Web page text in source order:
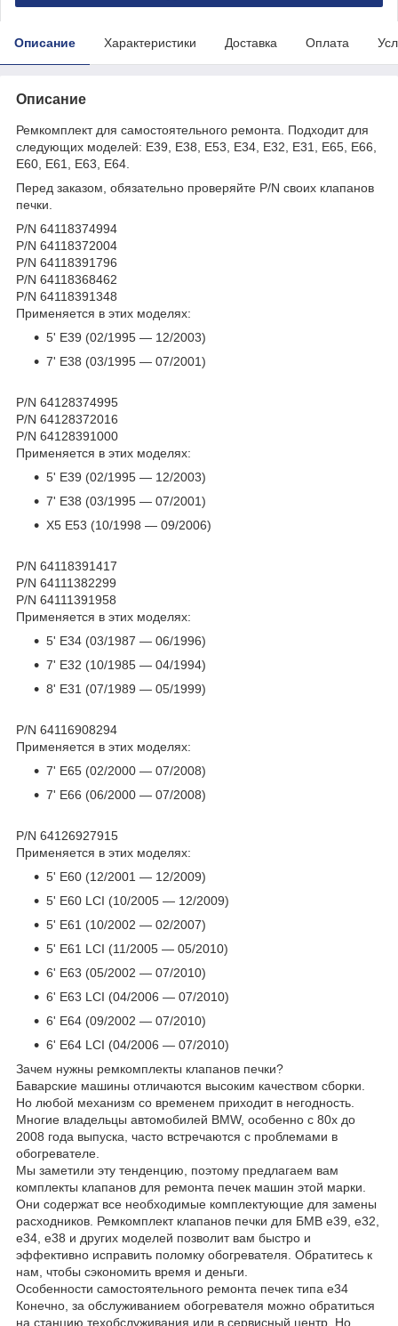
Описание Характеристики Доставка Оплата
Описание
Ремкомплект для самостоятельного ремонта. Подходит для
следующих моделей: E39, E38, E53, E34, E32, E31, E65, E66,
E60, E61, E63, E64.
Перед заказом, обязательно проверяйте P/N своих клапанов
печки.
P/N 64118374994
P/N 64118372004
P/N 64118391796
P/N 64118368462
P/N 64118391348
Применяется в этих моделях:
5' E39 (02/1995 — 12/2003)
7' E38 (03/1995 — 07/2001)
P/N 64128374995
P/N 64128372016
P/N 64128391000
Применяется в этих моделях:
5' E39 (02/1995 — 12/2003)
7' E38 (03/1995 — 07/2001)
X5 E53 (10/1998 — 09/2006)
P/N 64118391417
P/N 64111382299
P/N 64111391958
Применяется в этих моделях:
5' E34 (03/1987 — 06/1996)
7' E32 (10/1985 — 04/1994)
8' E31 (07/1989 — 05/1999)
P/N 64116908294
Применяется в этих моделях:
7' E65 (02/2000 — 07/2008)
7' E66 (06/2000 — 07/2008)
P/N 64126927915
Применяется в этих моделях:
5' E60 (12/2001 — 12/2009)
5' E60 LCI (10/2005 — 12/2009)
5' E61 (10/2002 — 02/2007)
5' E61 LCI (11/2005 — 05/2010)
6' E63 (05/2002 — 07/2010)
6' E63 LCI (04/2006 — 07/2010)
6' E64 (09/2002 — 07/2010)
6' E64 LCI (04/2006 — 07/2010)
Зачем нужны ремкомплекты клапанов печки?
Баварские машины отличаются высоким качеством сборки.
Но любой механизм со временем приходит в негодность.
Многие владельцы автомобилей BMW, особенно с 80х до
2008 года выпуска, часто встречаются с проблемами в
обогревателе.
Мы заметили эту тенденцию, поэтому предлагаем вам
комплекты клапанов для ремонта печек машин этой марки.
Они содержат все необходимые комплектующие для замены
расходников. Ремкомплект клапанов печки для БМВ е39, e32,
e34, e38 и других моделей позволит вам быстро и
эффективно исправить поломку обогревателя. Обратитесь к
нам, чтобы сэкономить время и деньги.
Особенности самостоятельного ремонта печек типа е34
Конечно, за обслуживанием обогревателя можно обратиться
на станцию техобслуживания или в сервисный центр. Но